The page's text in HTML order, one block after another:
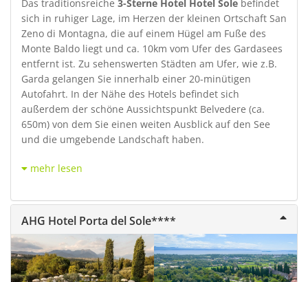
Das traditionsreiche 3-Sterne Hotel Hotel Sole befindet
sich in ruhiger Lage, im Herzen der kleinen Ortschaft San
Zeno di Montagna, die auf einem Hügel am Fuße des
Monte Baldo liegt und ca. 10km vom Ufer des Gardasees
entfernt ist. Zu sehenswerten Städten am Ufer, wie z.B.
Garda gelangen Sie innerhalb einer 20-minütigen
Autofahrt. In der Nähe des Hotels befindet sich
außerdem der schöne Aussichtspunkt Belvedere (ca.
650m) von dem Sie einen weiten Ausblick auf den See
und die umgebende Landschaft haben.
mehr lesen
AHG Hotel Porta del Sole****